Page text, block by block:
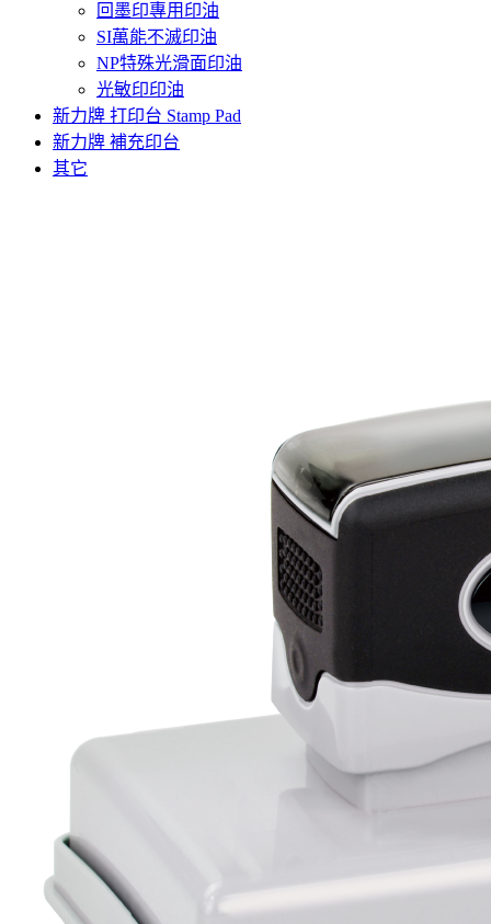
回墨印專用印油
SI萬能不滅印油
NP特殊光滑面印油
光敏印印油
新力牌 打印台 Stamp Pad
新力牌 補充印台
其它